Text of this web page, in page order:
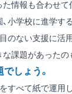
情報も合わせて
小学校に進学す
のない支援に活
課題があったの
しょう。
すべて紙で運用